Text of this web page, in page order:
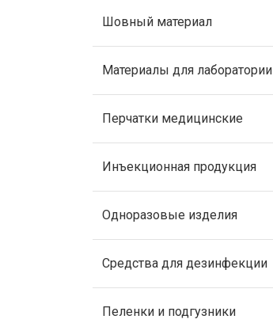
Шовный материал
Материалы для лаборатории
Перчатки медицинские
Инъекционная продукция
Одноразовые изделия
Средства для дезинфекции
Пеленки и подгузники